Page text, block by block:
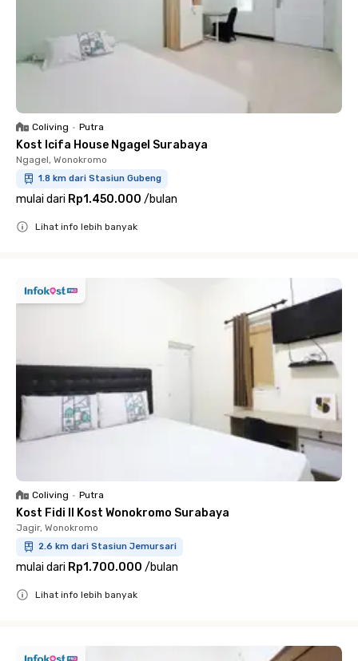
Coliving • Putra
Kost Icifa House Ngagel Surabaya
Ngagel, Wonokromo
1.8 km dari Stasiun Gubeng
mulai dari Rp1.450.000 /bulan
Lihat info lebih banyak
Coliving • Putra
Kost Fidi II Kost Wonokromo Surabaya
Jagir, Wonokromo
2.6 km dari Stasiun Jemursari
mulai dari Rp1.700.000 /bulan
Lihat info lebih banyak